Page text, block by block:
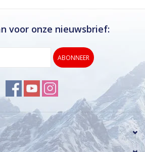
voor onze nieuwsbrief:
ABONNEER